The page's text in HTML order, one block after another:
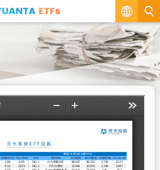
繁
EN